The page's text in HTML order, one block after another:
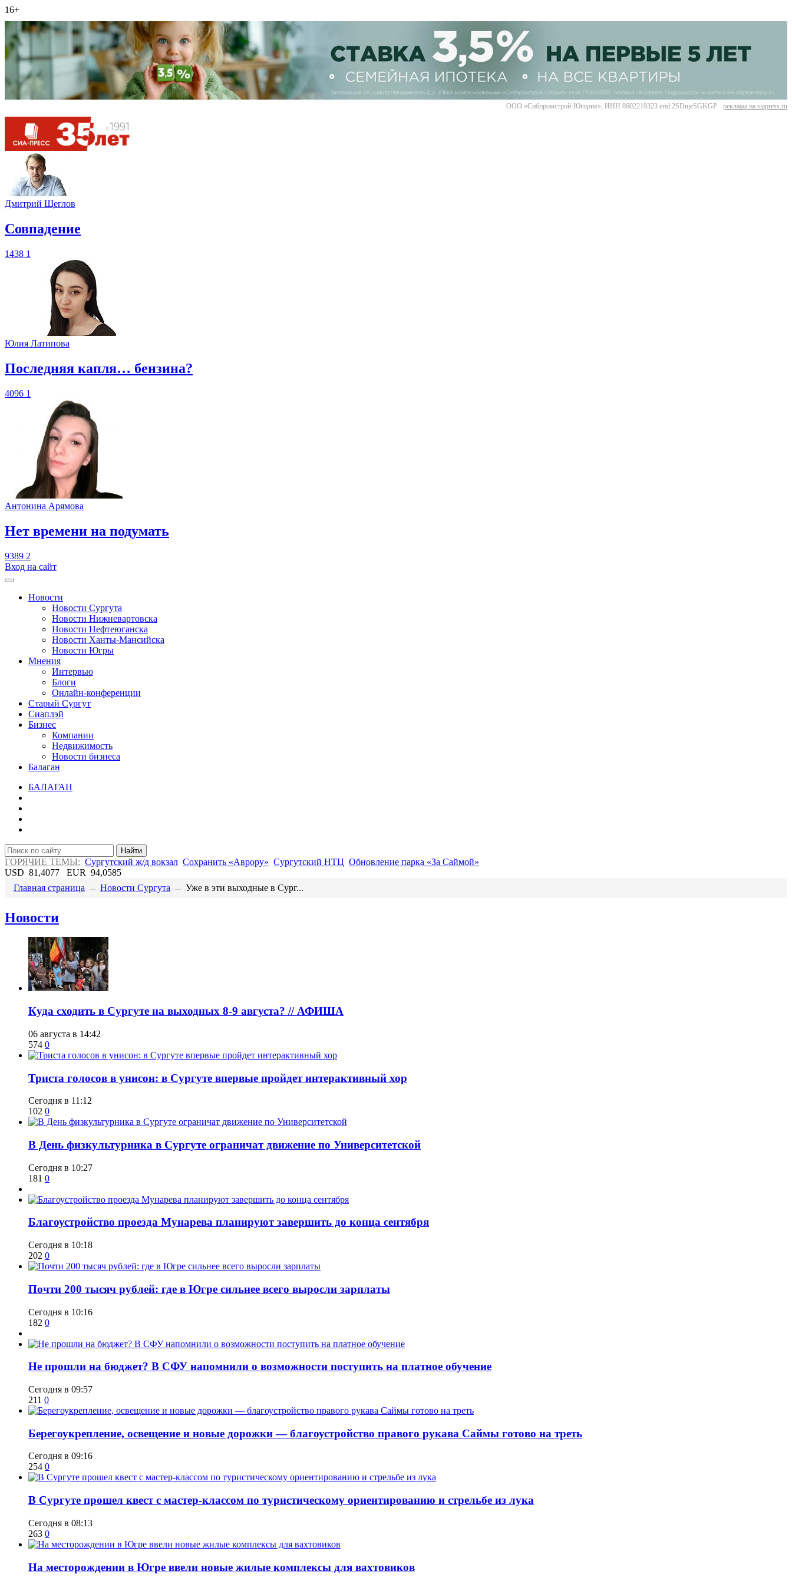
16+
ООО «Сибпромстрой-Югория», ИНН 8602219323 erid:2SDnjeSGKGP реклама на siapress.ru
Дмитрий Щеглов
​Совпадение
1438 1
Юлия Латипова
​Последняя капля… бензина?
4096 1
Антонина Арямова
​Нет времени на подумать
9389 2
Вход на сайт
Новости
Новости Сургута
Новости Нижневартовска
Новости Нефтеюганска
Новости Ханты-Мансийска
Новости Югры
Мнения
Интервью
Блоги
Онлайн-конференции
Старый Сургут
Сиаплэй
Бизнес
Компании
Недвижимость
Новости бизнеса
Балаган
БАЛАГАН
Найти
ГОРЯЧИЕ ТЕМЫ: Сургутский ж/д вокзал Сохранить «Аврору» Сургутский НТЦ Обновление парка «За Саймой»
USD 81,4077 EUR 94,0585
Главная страница → Новости Сургута → ​Уже в эти выходные в Сург...
Новости
​Куда сходить в Сургуте на выходных 8-9 августа? // АФИША
06 августа в 14:42
574 0
​Триста голосов в унисон: в Сургуте впервые пройдет интерактивный хор
Сегодня в 11:12
102 0
​В День физкультурника в Сургуте ограничат движение по Университетской
Сегодня в 10:27
181 0
Благоустройство проезда Мунарева планируют завершить до конца сентября
Сегодня в 10:18
202 0
​Почти 200 тысяч рублей: где в Югре сильнее всего выросли зарплаты
Сегодня в 10:16
182 0
Не прошли на бюджет? В СФУ напомнили о возможности поступить на платное обучение
Сегодня в 09:57
211 0
Берегоукрепление, освещение и новые дорожки — благоустройство правого рукава Саймы готово на треть
Сегодня в 09:16
254 0
В Сургуте прошел квест с мастер-классом по туристическому ориентированию и стрельбе из лука
Сегодня в 08:13
263 0
​На месторождении в Югре ввели новые жилые комплексы для вахтовиков